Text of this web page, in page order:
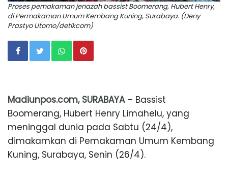
Proses pemakaman jenazah bassist Boomerang, Hubert Henry,
di Permakaman Umum Kembang Kuning, Surabaya. (Deny
Prastyo Utomo/detikcom)
Madiunpos.com, SURABAYA– Bassist
Boomerang, Hubert Henry Limahelu, yang
meninggal dunia pada Sabtu (24/4),
dimakamkan di Pemakaman Umum Kembang
Kuning, Surabaya, Senin (26/4).